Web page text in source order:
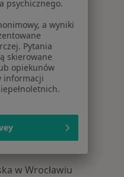
leczone
Wrocławiu
w Wrocławiu
psychicznego.
a wyniki
Pytania
skierowane
opiekunów
informacji